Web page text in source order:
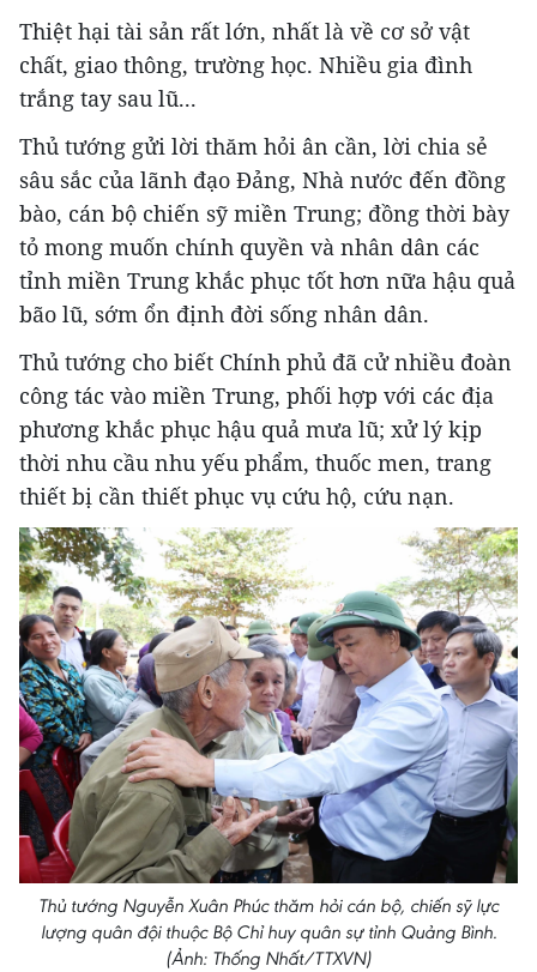
Thiệt hại tài sản rất lớn, nhất là về cơ sở vật
chất, giao thông, trường học. Nhiều gia đình
trắng tay sau lũ...
Thủ tướng gửi lời thăm hỏi ân cần, lời chia sẻ
sâu sắc của lãnh đạo Đảng, Nhà nước đến đồng
bào, cán bộ chiến sỹ miền Trung; đồng thời bày
tỏ mong muốn chính quyền và nhân dân các
tỉnh miền Trung khắc phục tốt hơn nữa hậu quả
bão lũ, sớm ổn định đời sống nhân dân.
Thủ tướng cho biết Chính phủ đã cử nhiều đoàn
công tác vào miền Trung, phối hợp với các địa
phương khắc phục hậu quả mưa lũ; xử lý kịp
thời nhu cầu nhu yếu phẩm, thuốc men, trang
thiết bị cần thiết phục vụ cứu hộ, cứu nạn.
Thủ tướng Nguyễn Xuân Phúc thăm hỏi cán bộ, chiến sỹ lực
lượng quân đội thuộc Bộ Chỉ huy quân sự tỉnh Quảng Bình.
(Ảnh: Thống Nhất/TTXVN)